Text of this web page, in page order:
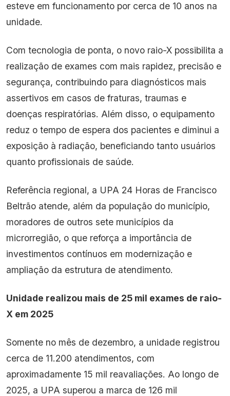
esteve em funcionamento por cerca de 10 anos na
unidade.
Com tecnologia de ponta, o novo raio-X possibilita a
realização de exames com mais rapidez, precisão e
segurança, contribuindo para diagnósticos mais
assertivos em casos de fraturas, traumas e
doenças respiratórias. Além disso, o equipamento
reduz o tempo de espera dos pacientes e diminui a
exposição à radiação, beneficiando tanto usuários
quanto profissionais de saúde.
Referência regional, a UPA 24 Horas de Francisco
Beltrão atende, além da população do município,
moradores de outros sete municípios da
microrregião, o que reforça a importância de
investimentos contínuos em modernização e
ampliação da estrutura de atendimento.
Unidade realizou mais de 25 mil exames de raio-
X em 2025
Somente no mês de dezembro, a unidade registrou
cerca de 11.200 atendimentos, com
aproximadamente 15 mil reavaliações. Ao longo de
2025, a UPA superou a marca de 126 mil